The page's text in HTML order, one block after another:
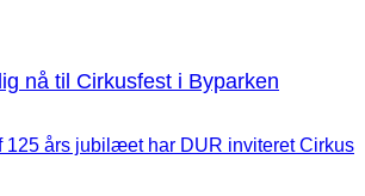
nå til Cirkusfest i Byparken
125 års jubilæet har DUR inviteret Cirkus